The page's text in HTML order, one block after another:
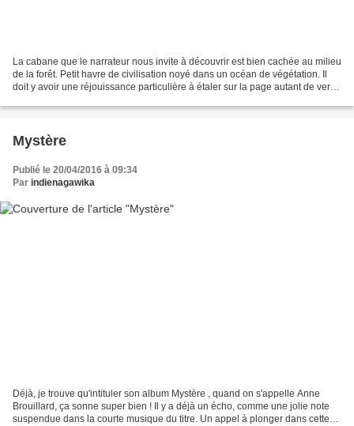
La cabane que le narrateur nous invite à découvrir est bien cachée au milieu
de la forêt. Petit havre de civilisation noyé dans un océan de végétation. Il
doit y avoir une réjouissance particulière à étaler sur la page autant de verts.
Mystère
Publié le 20/04/2016 à 09:34
Par indienagawika
Déjà, je trouve qu'intituler son album Mystère , quand on s'appelle Anne
Brouillard, ça sonne super bien ! Il y a déjà un écho, comme une jolie note
suspendue dans la courte musique du titre. Un appel à plonger dans cette